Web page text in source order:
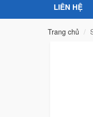
LIÊN HỆ
Trang chủ